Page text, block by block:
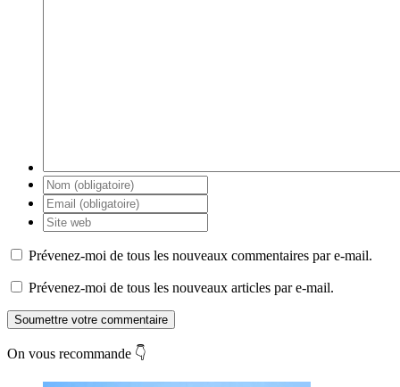
Prévenez-moi de tous les nouveaux commentaires par e-mail.
Prévenez-moi de tous les nouveaux articles par e-mail.
Soumettre votre commentaire
On vous recommande 👇